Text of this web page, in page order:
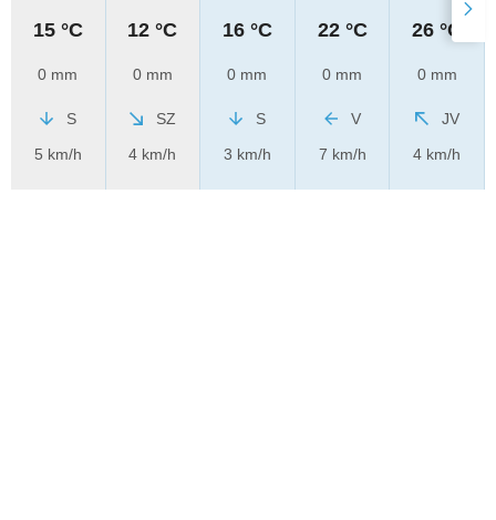
15 °C
0 mm
S
5 km/h
12 °C
0 mm
SZ
4 km/h
16 °C
0 mm
S
3 km/h
22 °C
0 mm
V
7 km/h
26 °C
0 mm
JV
4 km/h